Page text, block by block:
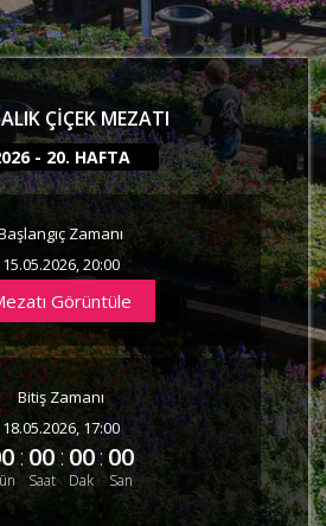
ÇIÇEK MEZATI
- 20. HAFTA
Zamanı
15.05.2026, 20:00
Görüntüle
Bitiş Zamanı
18.05.2026, 17:00
:00
Saat
: 00
Dak
:00
San